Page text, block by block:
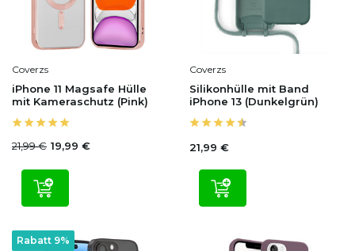
Coverzs
iPhone 11 Magsafe Hülle
mit Kameraschutz (Pink)
21,99 € 19,99 €
Coverzs
Silikonhülle mit Band
iPhone 13 (Dunkelgrün)
21,99 €
Rabatt 9%